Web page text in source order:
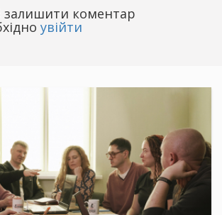
коментар
увійти